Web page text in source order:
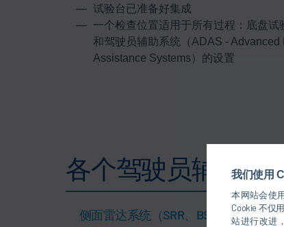
我们使用
本网站会使
Cookie 不仅
站进行改进
试验台已准备好集成
一个检查位置适用于所有过程：底盘试
和驾驶员辅助系统（ADAS - Advanced
Assistance Systems）的设置
各个驾驶员辅助系
侧面雷达系统（SRR、BSD）